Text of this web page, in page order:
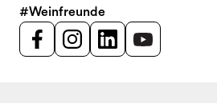
#Weinfreunde